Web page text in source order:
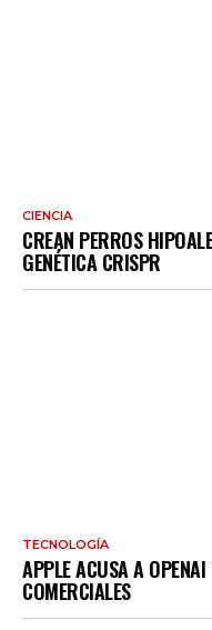
CIENCIA
CREAN PERROS
GENÉTICA CRISPR
TECNOLOGÍA
APPLE ACUSA A
COMERCIALES